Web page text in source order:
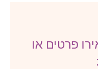
פרטים או